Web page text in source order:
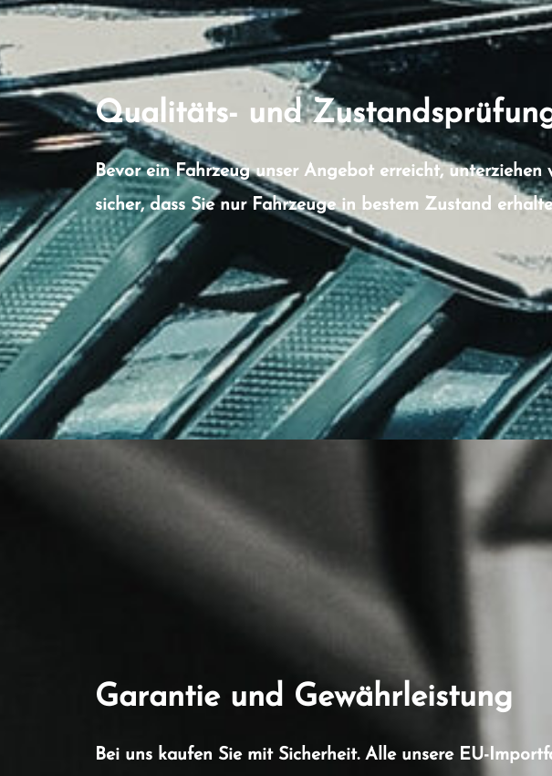
Qualitäts- und
Bevor ein Fahrzeug unser Angebot erreicht,
sicher, dass Sie nur Fahrzeuge in bestem Zustand
Garantie und Gewährleistung
Bei uns kaufen Sie mit Sicherheit. Alle unsere EU-